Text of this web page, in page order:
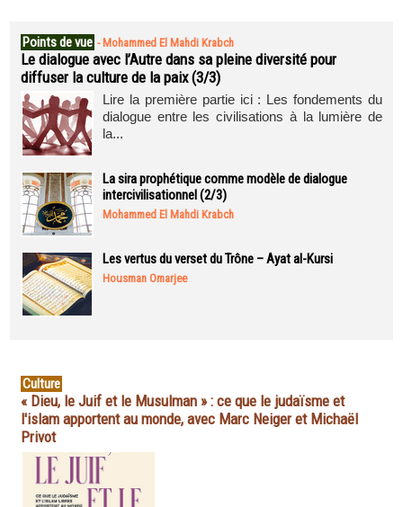
Points de vue - Mohammed El Mahdi Krabch
Le dialogue avec l’Autre dans sa pleine diversité pour
diffuser la culture de la paix (3/3)
Lire la première partie ici : Les fondements du
dialogue entre les civilisations à la lumière de
la...
La sira prophétique comme modèle de dialogue
intercivilisationnel (2/3)
Mohammed El Mahdi Krabch
Les vertus du verset du Trône – Ayat al-Kursi
Housman Omarjee
Culture
« Dieu, le Juif et le Musulman » : ce que le judaïsme et
l'islam apportent au monde, avec Marc Neiger et Michaël
Privot